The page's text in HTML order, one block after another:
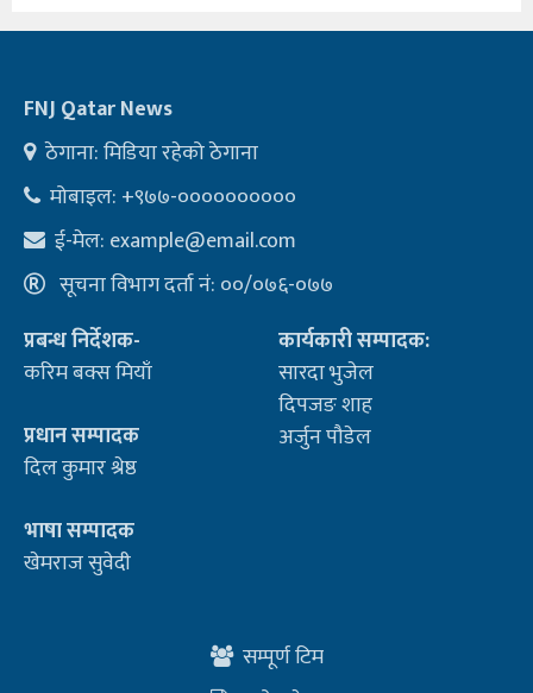
FNJ Qatar News
ठेगाना: मिडिया रहेको ठेगाना
मोबाइल: +९७७-००००००००००
ई-मेल: example@email.com
सूचना विभाग दर्ता नं: ००/०७६-०७७
प्रबन्ध निर्देशक-
करिम बक्स मियाँ
प्रधान सम्पादक
दिल कुमार श्रेष्ठ
भाषा सम्पादक
खेमराज सुवेदी
कार्यकारी सम्पादक:
सारदा भुजेल
दिपजङ शाह
अर्जुन पौडेल
सम्पूर्ण टिम